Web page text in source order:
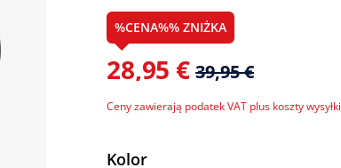
%CENA%% ZNIŻKA
28,95 € 39,95 €
Ceny zawierają podatek VAT plus koszty wysyłki
Wybierz
Kolor